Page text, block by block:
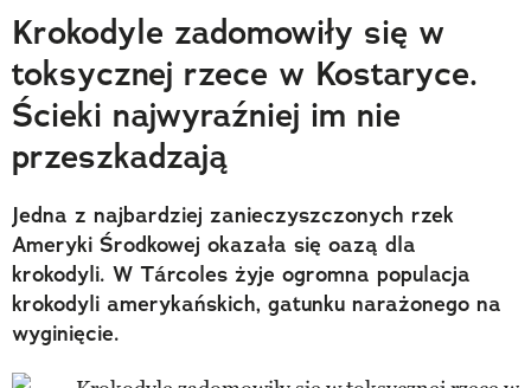
Trendbook Podróżniczy
Polecane
Krokodyle zadomowiły się w
toksycznej rzece w Kostaryce.
Ścieki najwyraźniej im nie
przeszkadzają
Jedna z najbardziej zanieczyszczonych rzek
Ameryki Środkowej okazała się oazą dla
krokodyli. W Tárcoles żyje ogromna populacja
krokodyli amerykańskich, gatunku narażonego na
wyginięcie.